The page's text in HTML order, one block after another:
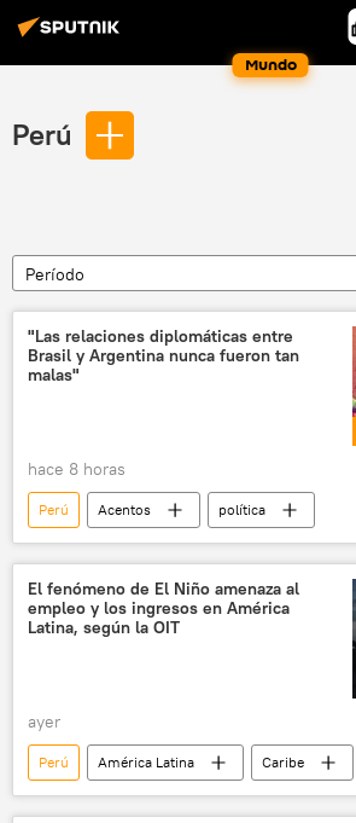
Mundo
Perú
Período
"Las relaciones diplomáticas entre
Brasil y Argentina nunca fueron tan
malas"
hace 8 horas
Perú Acentos
política
Luiz Inacio Lula da Silva
Brasil
Javier Milei
Argentina
El fenómeno de El Niño amenaza al
empleo y los ingresos en América
Latina, según la OIT
ayer
Perú América Latina
Caribe
Ecuador